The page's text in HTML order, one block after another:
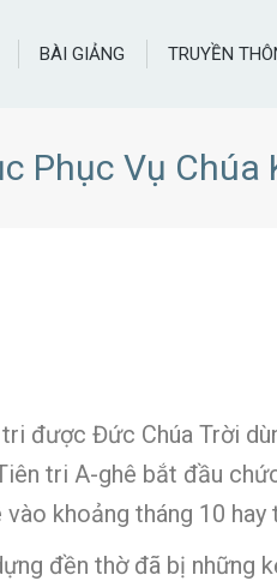
BÀI GIẢNG TRUYỀN
Phục Vụ Chúa
được Đức Chúa Trời
tri A-ghê bắt đầu
khoảng tháng 10
đền thờ đã bị những